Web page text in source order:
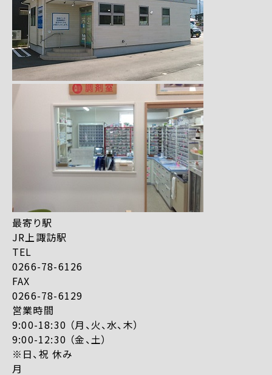
最寄り駅
JR上諏訪駅
TEL
0266-78-6126
FAX
0266-78-6129
営業時間
9:00-18:30 （月、火、水、木）
9:00-12:30 （金、土）
※日、祝 休み
月